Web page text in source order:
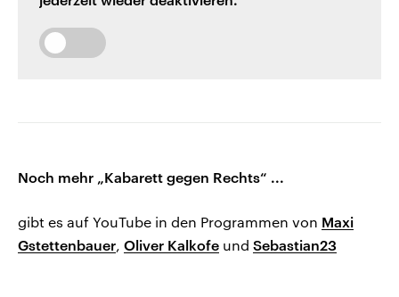
Noch mehr „Kabarett gegen Rechts“ ...
gibt es auf YouTube in den Programmen von Maxi
Gstettenbauer Oliver Kalkofe und Sebastian23